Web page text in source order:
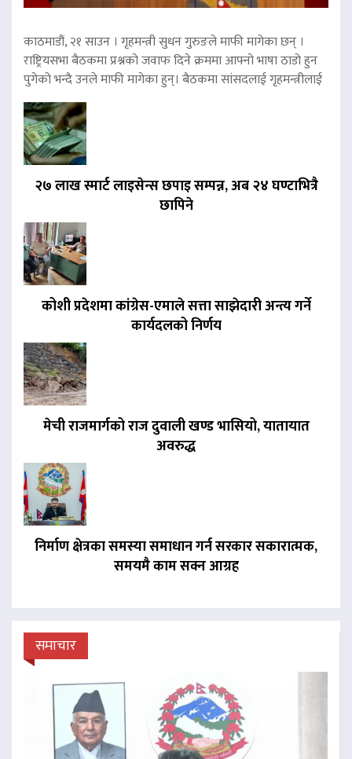
काठमाडौं, २१ साउन । गृहमन्त्री सुधन गुरुङले माफी मागेका छन् ।
राष्ट्रियसभा बैठकमा प्रश्नको जवाफ दिने क्रममा आफ्नो भाषा ठाडो हुन
पुगेको भन्दै उनले माफी मागेका हुन्। बैठकमा सांसदलाई गृहमन्त्रीलाई
२७ लाख स्मार्ट लाइसेन्स छपाइ सम्पन्न, अब २४ घण्टाभित्रै
छापिने
कोशी प्रदेशमा कांग्रेस-एमाले सत्ता साझेदारी अन्त्य गर्ने
कार्यदलको निर्णय
मेची राजमार्गको राज दुवाली खण्ड भासियो, यातायात
अवरुद्ध
निर्माण क्षेत्रका समस्या समाधान गर्न सरकार सकारात्मक,
समयमै काम सक्न आग्रह
समाचार